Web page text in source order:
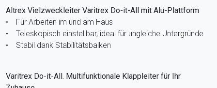
Altrex Vielzweckleiter Varitrex Do-it-All mit Alu-Plattform
• Für Arbeiten im und am Haus
• Teleskopisch einstellbar, ideal für ungleiche Untergründe
• Stabil dank Stabilitätsbalken
Varitrex Do-it-All. Multifunktionale Klappleiter für Ihr